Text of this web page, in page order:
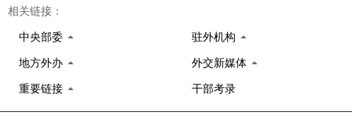
相关链接：
中央部委 驻外机构
地方外办 外交新媒体
重要链接 干部考录